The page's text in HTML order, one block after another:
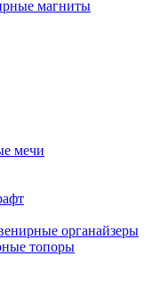
магниты
мечи
органайзеры
топоры